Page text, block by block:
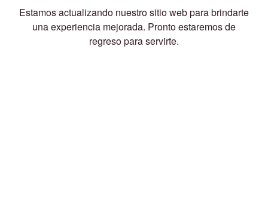
Estamos actualizando nuestro sitio web para brindarte
una experiencia mejorada. Pronto estaremos de
regreso para servirte.